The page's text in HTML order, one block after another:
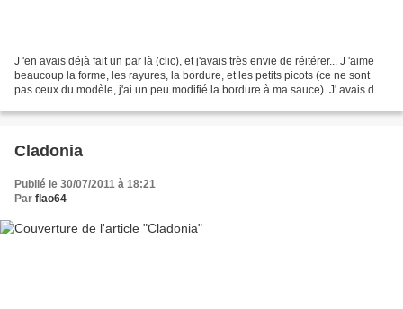
J 'en avais déjà fait un par là (clic), et j'avais très envie de réitérer... J 'aime
beaucoup la forme, les rayures, la bordure, et les petits picots (ce ne sont
pas ceux du modèle, j'ai un peu modifié la bordure à ma sauce). J' avais de
Cladonia
Publié le 30/07/2011 à 18:21
Par flao64